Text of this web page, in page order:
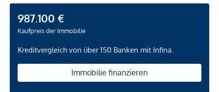
987.100 €
Kaufpreis der Immobilie
Kreditvergleich von über 150 Banken mit Infina.
Immobilie finanzieren